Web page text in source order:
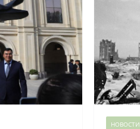
НОВОСТИ